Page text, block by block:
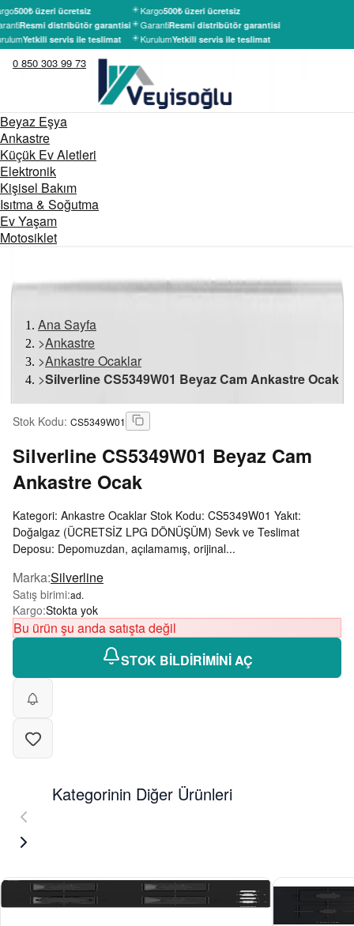
500₺ üzeri ücretsiz
Resmi distribütör garantisi
Yetkili servis ile teslimat
Kargo500₺ üzeri ücretsiz
GarantiResmi distribütör garantisi
KurulumYetkili servis ile teslimat
0 850 303 99 73
Beyaz Eşya
Ankastre
Küçük Ev Aletleri
Elektronik
Kişisel Bakım
Isıtma & Soğutma
Ev Yaşam
Motosiklet
Ana Sayfa
>Ankastre
>Ankastre Ocaklar
>Silverline CS5349W01 Beyaz Cam Ankastre Ocak
Stok Kodu: CS5349W01
Silverline CS5349W01 Beyaz Cam
Ankastre Ocak
Kategori: Ankastre Ocaklar Stok Kodu: CS5349W01 Yakıt:
Doğalgaz (ÜCRETSİZ LPG DÖNÜŞÜM) Sevk ve Teslimat
Deposu: Depomuzdan, açılamamış, orijinal...
Marka:Silverline
Satış birimi:ad.
Kargo:Stokta yok
Bu ürün şu anda satışta değil
STOK BİLDİRİMİNİ AÇ
Kategorinin Diğer Ürünleri